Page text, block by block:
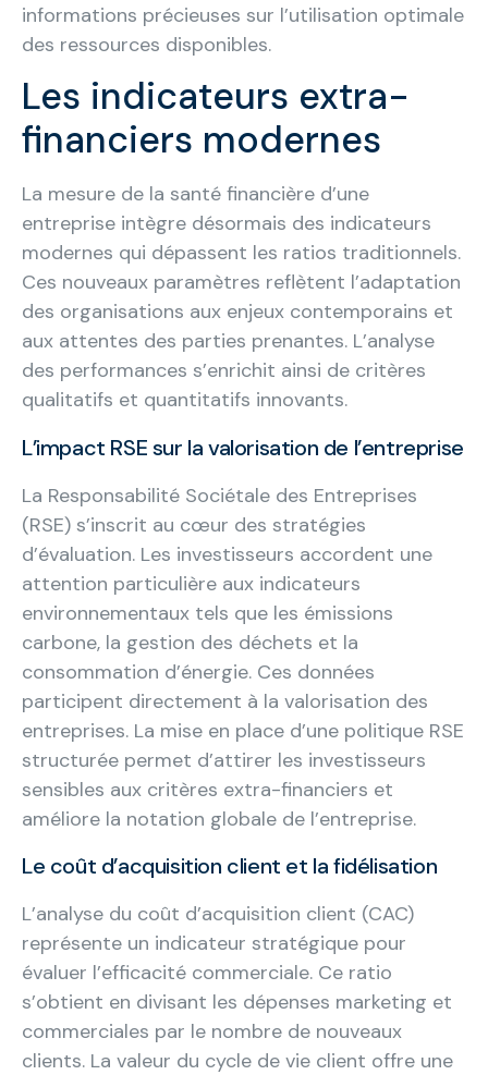
informations précieuses sur l’utilisation optimale
des ressources disponibles.
Les indicateurs extra-
financiers modernes
La mesure de la santé financière d’une
entreprise intègre désormais des indicateurs
modernes qui dépassent les ratios traditionnels.
Ces nouveaux paramètres reflètent l’adaptation
des organisations aux enjeux contemporains et
aux attentes des parties prenantes. L’analyse
des performances s’enrichit ainsi de critères
qualitatifs et quantitatifs innovants.
L’impact RSE sur la valorisation de l’entreprise
La Responsabilité Sociétale des Entreprises
(RSE) s’inscrit au cœur des stratégies
d’évaluation. Les investisseurs accordent une
attention particulière aux indicateurs
environnementaux tels que les émissions
carbone, la gestion des déchets et la
consommation d’énergie. Ces données
participent directement à la valorisation des
entreprises. La mise en place d’une politique RSE
structurée permet d’attirer les investisseurs
sensibles aux critères extra-financiers et
améliore la notation globale de l’entreprise.
Le coût d’acquisition client et la fidélisation
L’analyse du coût d’acquisition client (CAC)
représente un indicateur stratégique pour
évaluer l’efficacité commerciale. Ce ratio
s’obtient en divisant les dépenses marketing et
commerciales par le nombre de nouveaux
clients. La valeur du cycle de vie client offre une